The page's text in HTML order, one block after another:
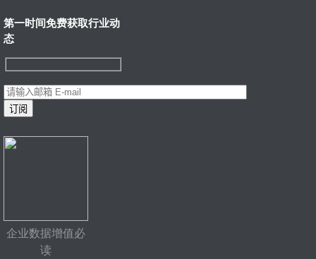
第一时间免费获取行业动
态
企业数据增值必
读